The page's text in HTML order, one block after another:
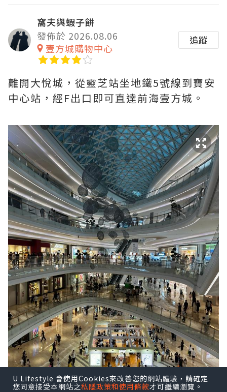
窩夫與蝦子餅
發佈於 2026.08.06
壹方城購物中心
追蹤
離開大悅城，從靈芝站坐地鐵5號線到寶安
中心站，經F出口即可直達前海壹方城。
U Lifestyle 會使用Cookies來改善您的網站體驗，請確定
您同意接受本網站之私隱政策和使用條款才可繼續瀏覽。